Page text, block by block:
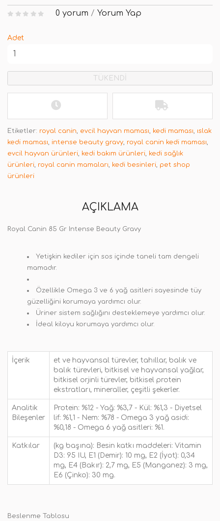
0 yorum / Yorum Yap
Adet
TÜKENDİ
Etiketler: royal canin, evcil hayvan maması, kedi maması, ıslak
kedi maması, intense beauty gravy, royal canin kedi maması,
evcil hayvan ürünleri, kedi bakım ürünleri, kedi sağlık
ürünleri, royal canin mamaları, kedi besinleri, pet shop
ürünleri
AÇIKLAMA
Royal Canin 85 Gr Intense Beauty Gravy
Yetişkin kediler için sos içinde taneli tam dengeli
mamadır.
Özellikle Omega 3 ve 6 yağ asitleri sayesinde tüy
güzelliğini korumaya yardımcı olur.
Üriner sistem sağlığını desteklemeye yardımcı olur.
İdeal kiloyu korumaya yardımcı olur.
İçerik
et ve hayvansal türevler, tahıllar, balık ve
balık türevleri, bitkisel ve hayvansal yağlar,
bitkisel orjinli türevler, bitkisel protein
ekstratları, mineraller, çeşitli şekerler.
Analitik
Bileşenler
Protein: %12 - Yağ: %3,7 - Kül: %1,3 - Diyetsel
lif: %1,1 - Nem: %78 - Omega 3 yağ asidi:
%0,18 - Omega 6 yağ asitleri: %1.
Katkılar
(kg başına): Besin katkı maddeleri: Vitamin
D3: 95 IU, E1 (Demir): 10 mg, E2 (İyot): 0,34
mg, E4 (Bakır): 2,7 mg, E5 (Manganez): 3 mg,
E6 (Çinko): 30 mg.
Beslenme Tablosu